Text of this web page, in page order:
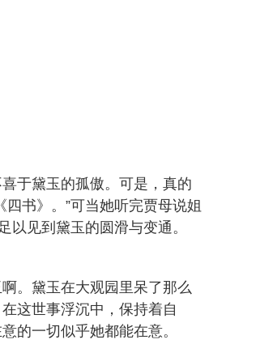
于黛玉的孤傲。可是，真的
书》。”可当她听完贾母说姐
见到黛玉的圆滑与变通。
。黛玉在大观园里呆了那么
这世事浮沉中，保持着自
的一切似乎她都能在意。